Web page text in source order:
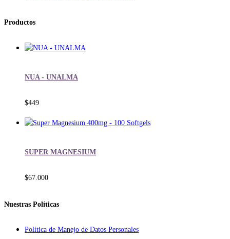
Productos
NUA - UNALMA
$449
SUPER MAGNESIUM
$67.000
Nuestras Políticas
Política de Manejo de Datos Personales